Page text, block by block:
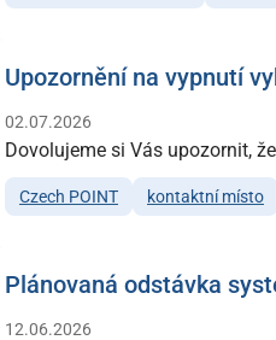
Upozornění na vypnutí
02.07.2026
Dovolujeme si Vás upozornit,
Czech POINT kontaktní místo
Plánovaná odstávka
12.06.2026